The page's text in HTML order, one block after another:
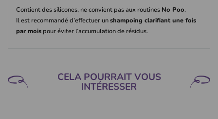
Contient des silicones, ne convient pas aux routines No Poo.
Il est recommandé d’effectuer unshampoing clarifiant une fois
par mois pour éviter l’accumulation de résidus.
CELA POURRAIT VOUS
INTÉRESSER